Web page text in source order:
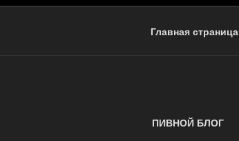
Главная страница
ПИВНОЙ БЛОГ